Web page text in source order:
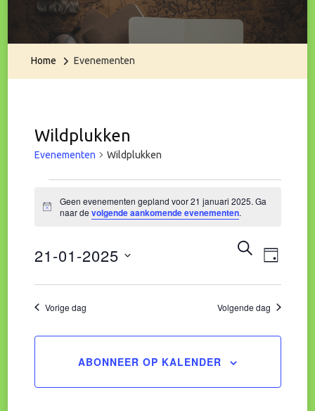
Home Evenementen
Wildplukken
Evenementen Wildplukken
Evenementen
21
januari
2025
Bericht
Geen evenementen gepland voor 21 januari 2025. Ga
naar de volgende aankomende evenementen.
ZOEKEN
DAG
21-01-2025
Selecteer
eenVorige dag Volgende dag
ABONNEER OP KALENDER